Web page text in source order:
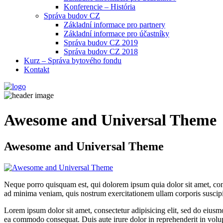
Konferencie – História
Správa budov CZ
Základní informace pro partnery
Základní informace pro účastníky
Správa budov CZ 2019
Správa budov CZ 2018
Kurz – Správa bytového fondu
Kontakt
Awesome and Universal Theme
Awesome and Universal Theme
Neque porro quisquam est, qui dolorem ipsum quia dolor sit amet,
ad minima veniam, quis nostrum exercitationem ullam corporis
Lorem ipsum dolor sit amet, consectetur adipisicing elit, sed do
ea commodo consequat. Duis aute irure dolor in reprehenderit in